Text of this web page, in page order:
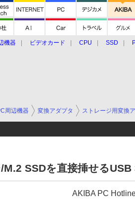
機器 ビデオカード CPU SSD
周辺機器 変換アダプタ ストレージ用変換
M.2 SSDを直接挿せる
AKIBA PC